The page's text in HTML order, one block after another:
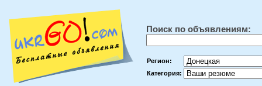
Поиск по объявлениям:
Регион:
Категория: